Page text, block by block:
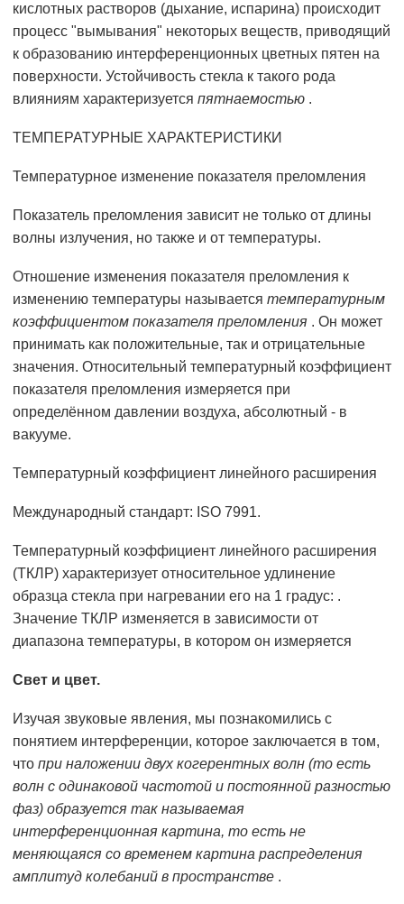
кислотных растворов (дыхание, испарина) происходит
процесс "вымывания" некоторых веществ, приводящий
к образованию интерференционных цветных пятен на
поверхности. Устойчивость стекла к такого рода
влияниям характеризуется пятнаемостью .
ТЕМПЕРАТУРНЫЕ ХАРАКТЕРИСТИКИ
Температурное изменение показателя преломления
Показатель преломления зависит не только от длины
волны излучения, но также и от температуры.
Отношение изменения показателя преломления к
изменению температуры называется температурным
коэффициентом показателя преломления . Он может
принимать как положительные, так и отрицательные
значения. Относительный температурный коэффициент
показателя преломления измеряется при
определённом давлении воздуха, абсолютный - в
вакууме.
Температурный коэффициент линейного расширения
Международный стандарт: ISO 7991.
Температурный коэффициент линейного расширения
(ТКЛР) характеризует относительное удлинение
образца стекла при нагревании его на 1 градус: .
Значение ТКЛР изменяется в зависимости от
диапазона температуры, в котором он измеряется
Свет и цвет.
Изучая звуковые явления, мы познакомились с
понятием интерференции, которое заключается в том,
что при наложении двух когерентных волн (то есть
волн с одинаковой частотой и постоянной разностью
фаз) образуется так называемая
интерференционная картина, то есть не
меняющаяся со временем картина распределения
амплитуд колебаний в пространстве .